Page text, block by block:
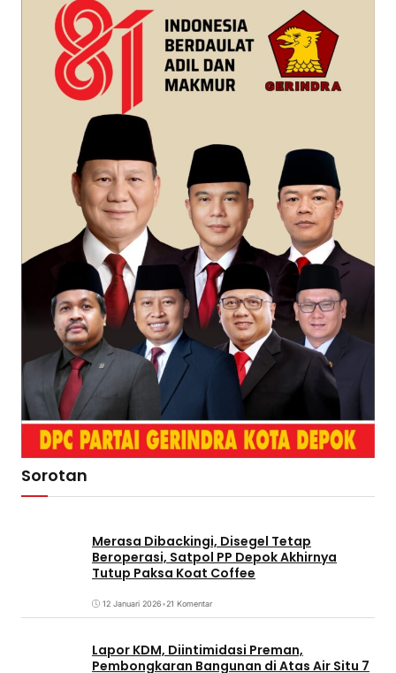
Sorotan
Merasa Dibackingi, Disegel Tetap
Beroperasi, Satpol PP Depok Akhirnya
Tutup Paksa Koat Coffee
12 Januari 2026•21 Komentar
Lapor KDM, Diintimidasi Preman,
Pembongkaran Bangunan di Atas Air Situ 7